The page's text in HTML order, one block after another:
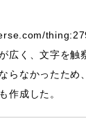
広く、文字を触
らなかったため
作成した。